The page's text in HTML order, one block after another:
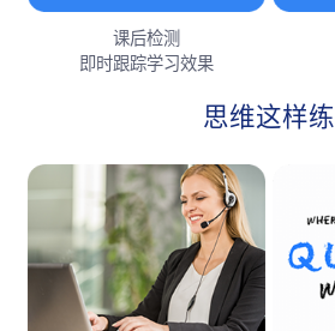
课后检测
即时跟踪学习效果
思维这样练